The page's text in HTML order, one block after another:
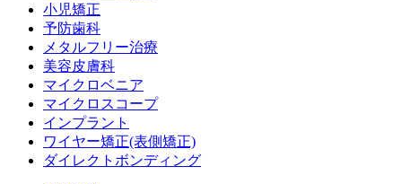
小児矯正
予防歯科
メタルフリー治療
美容皮膚科
マイクロベニア
マイクロスコープ
インプラント
ワイヤー矯正(表側矯正)
ダイレクトボンディング